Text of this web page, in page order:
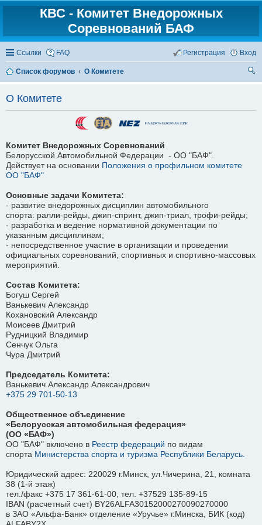
КВС - Комитет Внедорожных
Соревнований БАФ
Ссылки FAQ Вход
Регистрация
Список форумов
О Комитете
О Комитете
Комитет Внедорожных Соревнований
Белорусской Автомобильной Федерации - ОО "БАФ".
Действует на основании Положения о профильном комитете
ОО "БАФ"
Основные задачи Комитета:
- развитие внедорожных дисциплин автомобильного
спорта: ралли-рейды, джип-спринт, джип-триал, трофи-рейды;
- разработка и ведение нормативной документации по
указанным дисциплинам;
- непосредственное участие в организации и проведении
официальных соревнований, спортивных и спортивно-массовых
мероприятий.
Состав Комитета:
Богуш Сергей
Ванькевич Александр
Кохановский Александр
Моисеев Дмитрий
Рудницкий Владимир
Сенчук Ольга
Чура Дмитрий
Председатель Комитета:
Ванькевич Александр Александрович
+375 29 701-50-13
Общественное объединение
«Белорусская автомобильная федерация»
(ОО «БАФ»)
ОО "БАФ" включено в Реестр федераций по видам
спорта Министерства спорта и туризма Республики Беларусь.
Юридический адрес: 220029 г.Минск, ул.Чичерина, 21, комната
38 (1-й этаж)
тел./факс +375 17 361-61-00, тел. +37529 135-89-15
IBAN (расчетный счет) BY26ALFA30152000270090270000
в ЗАО «Альфа-Банк» отделение «Уручье» г.Минска, БИК (код)